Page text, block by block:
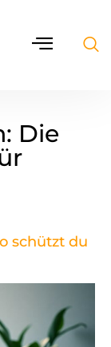
Die
schützt du